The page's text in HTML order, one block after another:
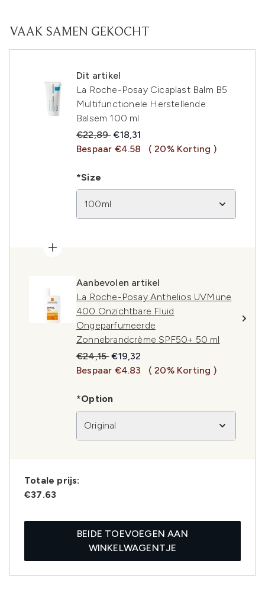
VAAK SAMEN GEKOCHT
Dit artikel
La Roche-Posay Cicaplast Balm B5
Multifunctionele Herstellende
Balsem 100 ml
Recommended Retail Price:
€22,89Huidige prijs:
€18,31
Bespaar €4.58
( 20% Korting )
*Size
100ml
Aanbevolen artikel
La Roche-Posay Anthelios UVMune
400 Onzichtbare Fluid
Ongeparfumeerde
Zonnebrandcrème SPF50+ 50 ml
Recommended Retail Price:
€24,15Huidige prijs:
€19,32
Bespaar €4.83
( 20% Korting )
*Option
Original
Totale prijs:
€37.63
BEIDE TOEVOEGEN AAN
WINKELWAGENTJE